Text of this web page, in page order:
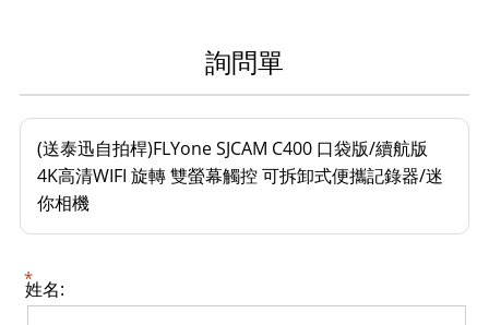
詢問單
(送泰迅自拍桿)FLYone SJCAM C400 口袋版/續航版
4K高清WIFI 旋轉 雙螢幕觸控 可拆卸式便攜記錄器/迷
你相機
姓名: